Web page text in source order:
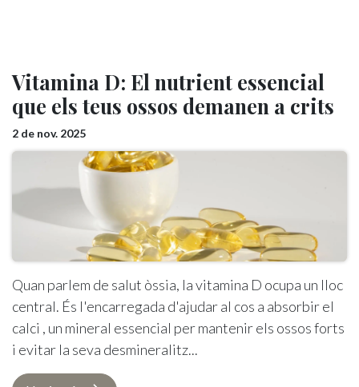
Vitamina D: El nutrient essencial
que els teus ossos demanen a crits
2 de nov. 2025
Quan parlem de salut òssia, la vitamina D ocupa un lloc
central. És l'encarregada d'ajudar al cos a absorbir el
calci , un mineral essencial per mantenir els ossos forts
i evitar la seva desmineralitz...